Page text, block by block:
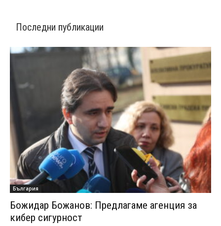
Последни публикации
България
Божидар Божанов: Предлагаме агенция за
кибер сигурност